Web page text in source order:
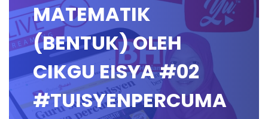
MATEMATIK
(BENTUK) OLEH
CIKGU EISYA #02
#TUISYENPERCUMA